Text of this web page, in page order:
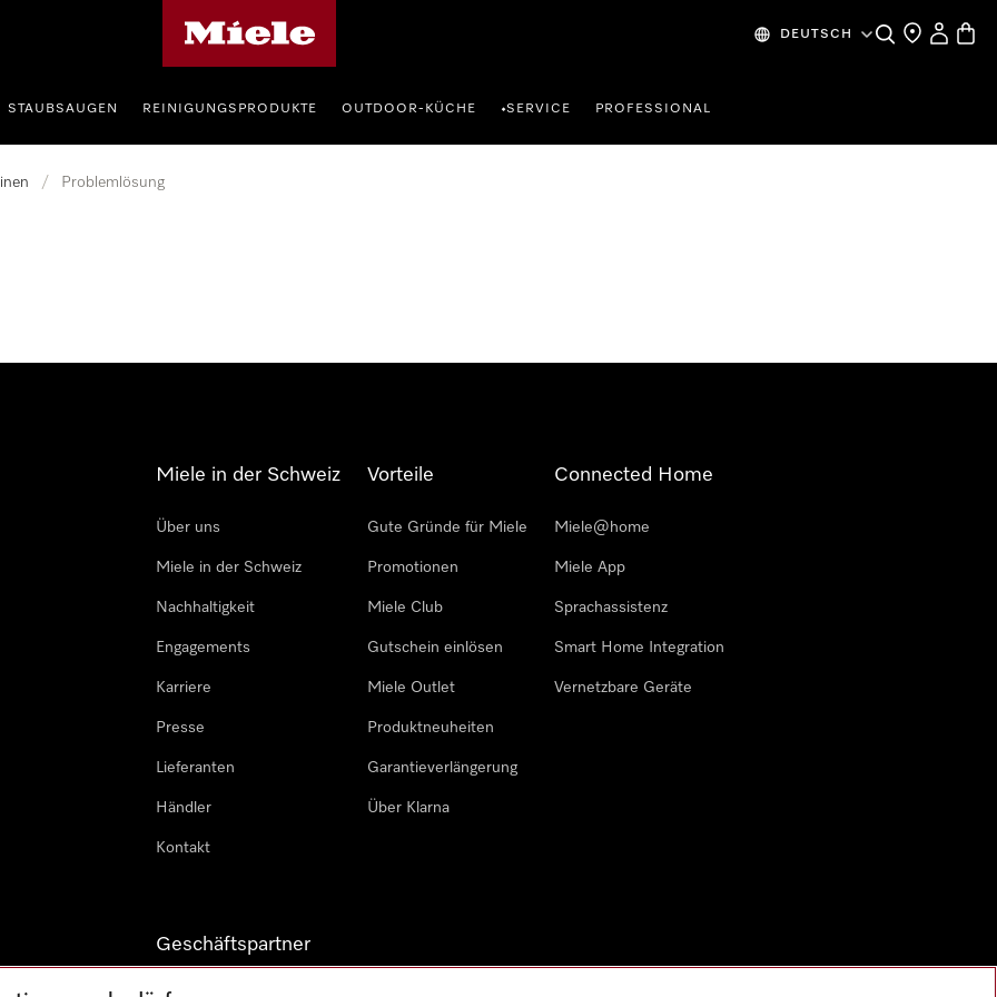
DEUTSCH SucheHändlersuche
Mein
STAUBSAUGEN REINIGUNGSPRODUKTE OUTDOOR-KÜCHE •SERVICE PROFESSIONAL
/ Problemlösung
Miele in der Schweiz
Über uns
Miele in der Schweiz
Nachhaltigkeit
Engagements
Karriere
Presse
Lieferanten
Händler
Kontakt
Vorteile
Gute Gründe für Miele
Promotionen
Miele Club
Gutschein einlösen
Miele Outlet
Produktneuheiten
Garantieverlängerung
Über Klarna
Connected Home
Miele@home
Miele App
Sprachassistenz
Smart Home Integration
Vernetzbare Geräte
Geschäftspartner